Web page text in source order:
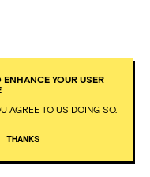
YOUR USER
AGREE TO US DOING SO.
THANKS